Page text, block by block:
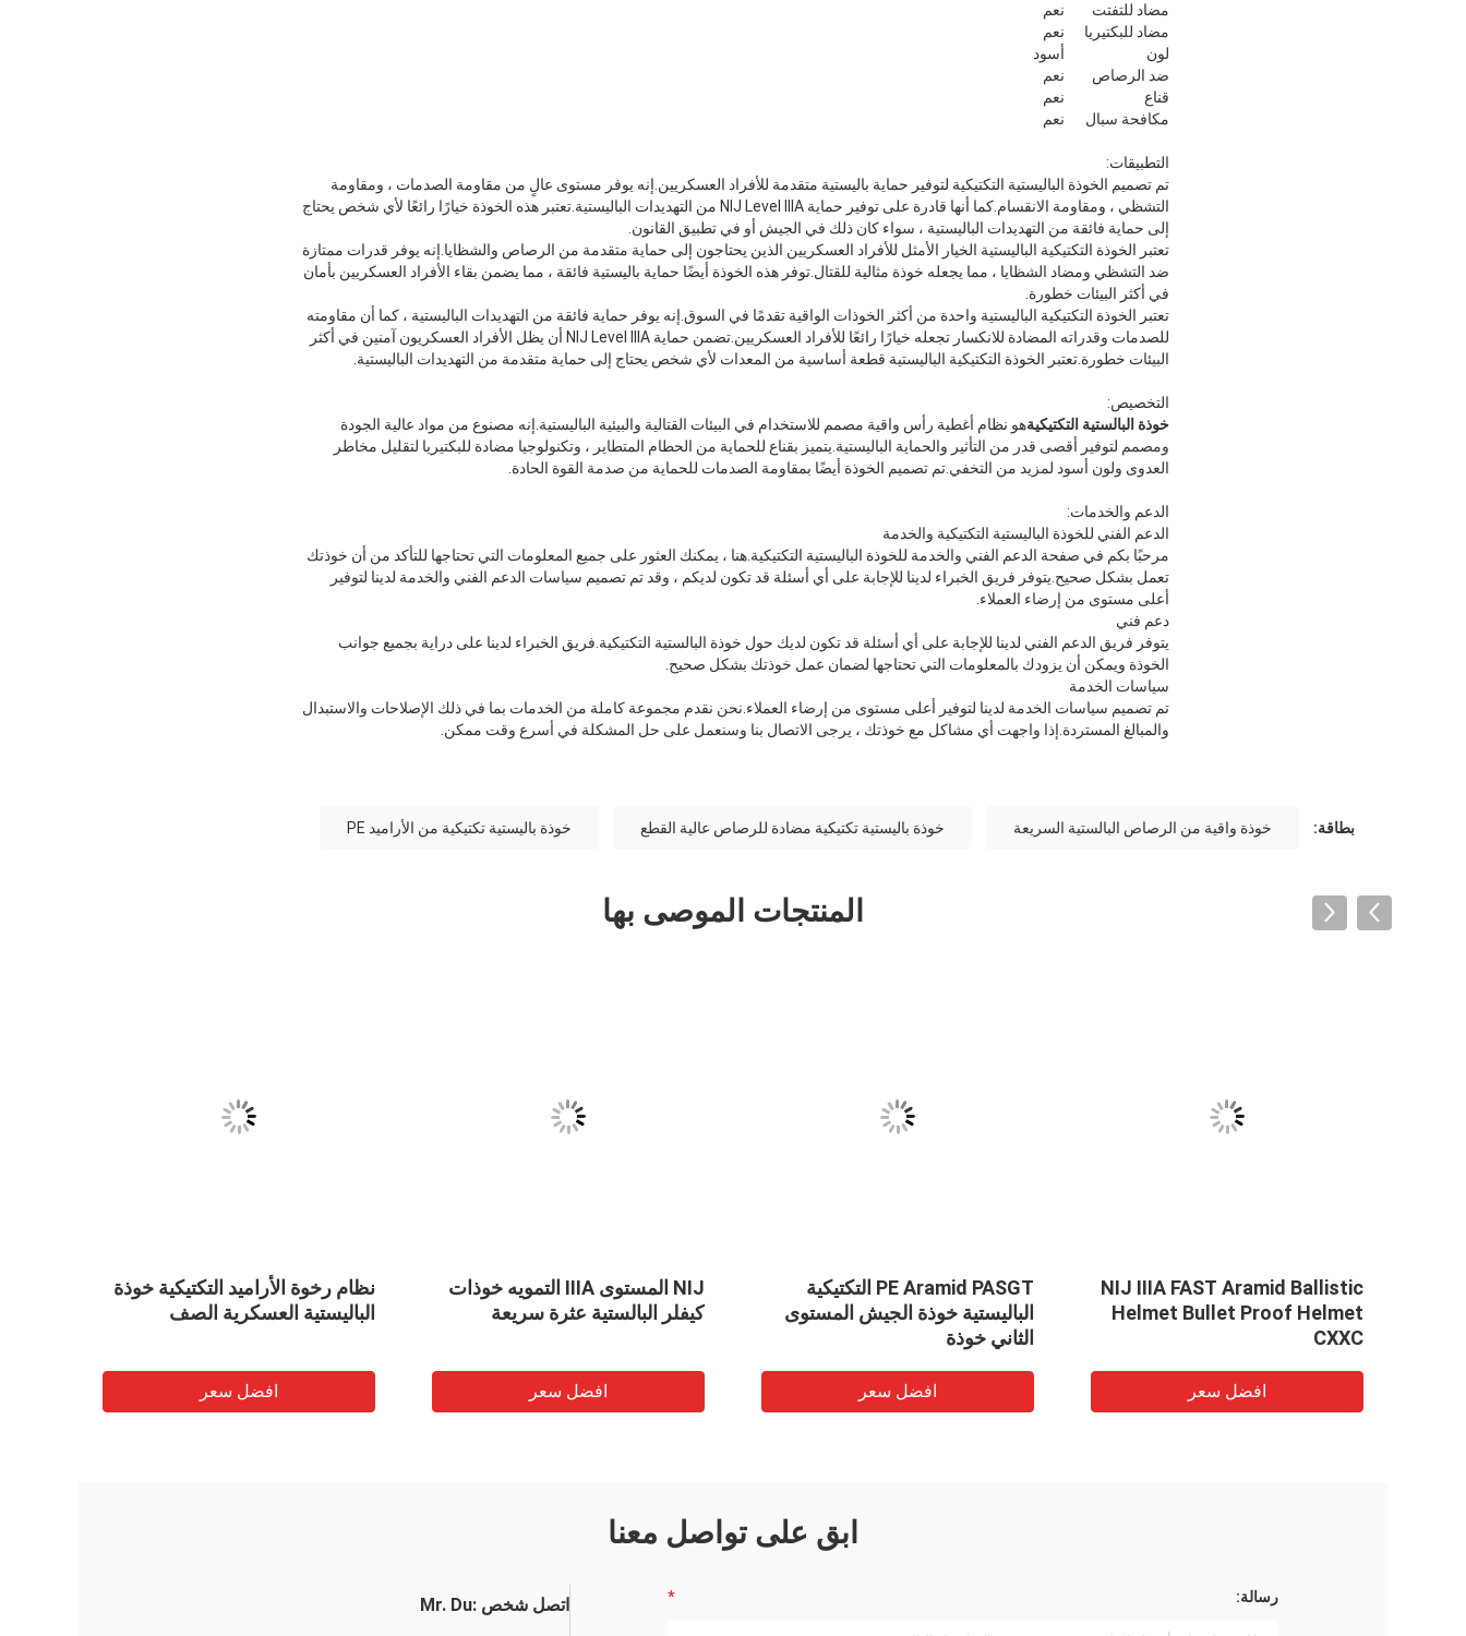
مضاد للتفتت
نعم
مضاد للبكتيريا
نعم
لون
أسود
ضد الرصاص
نعم
قناع
نعم
مكافحة سبال
نعم
التطبيقات:
تم تصميم الخوذة الباليستية التكتيكية لتوفير حماية باليستية متقدمة للأفراد العسكريين.إنه يوفر مستوى عالٍ من مقاومة الصدمات ، ومقاومة
التشظي ، ومقاومة الانقسام.كما أنها قادرة على توفير حماية NIJ Level IIIA من التهديدات الباليستية.تعتبر هذه الخوذة خيارًا رائعًا لأي شخص يحتاج
إلى حماية فائقة من التهديدات الباليستية ، سواء كان ذلك في الجيش أو في تطبيق القانون.
تعتبر الخوذة التكتيكية الباليستية الخيار الأمثل للأفراد العسكريين الذين يحتاجون إلى حماية متقدمة من الرصاص والشظايا.إنه يوفر قدرات ممتازة
ضد التشظي ومضاد الشظايا ، مما يجعله خوذة مثالية للقتال.توفر هذه الخوذة أيضًا حماية باليستية فائقة ، مما يضمن بقاء الأفراد العسكريين بأمان
في أكثر البيئات خطورة.
تعتبر الخوذة التكتيكية الباليستية واحدة من أكثر الخوذات الواقية تقدمًا في السوق.إنه يوفر حماية فائقة من التهديدات الباليستية ، كما أن مقاومته
للصدمات وقدراته المضادة للانكسار تجعله خيارًا رائعًا للأفراد العسكريين.تضمن حماية NIJ Level IIIA أن يظل الأفراد العسكريون آمنين في أكثر
البيئات خطورة.تعتبر الخوذة التكتيكية الباليستية قطعة أساسية من المعدات لأي شخص يحتاج إلى حماية متقدمة من التهديدات الباليستية.
التخصيص:
خوذة البالستية التكتيكيةهو نظام أغطية رأس واقية مصمم للاستخدام في البيئات القتالية والبيئية الباليستية.إنه مصنوع من مواد عالية الجودة
ومصمم لتوفير أقصى قدر من التأثير والحماية الباليستية.يتميز بقناع للحماية من الحطام المتطاير ، وتكنولوجيا مضادة للبكتيريا لتقليل مخاطر
العدوى ولون أسود لمزيد من التخفي.تم تصميم الخوذة أيضًا بمقاومة الصدمات للحماية من صدمة القوة الحادة.
الدعم والخدمات:
الدعم الفني للخوذة الباليستية التكتيكية والخدمة
مرحبًا بكم في صفحة الدعم الفني والخدمة للخوذة الباليستية التكتيكية.هنا ، يمكنك العثور على جميع المعلومات التي تحتاجها للتأكد من أن خوذتك
تعمل بشكل صحيح.يتوفر فريق الخبراء لدينا للإجابة على أي أسئلة قد تكون لديكم ، وقد تم تصميم سياسات الدعم الفني والخدمة لدينا لتوفير
أعلى مستوى من إرضاء العملاء.
دعم فني
يتوفر فريق الدعم الفني لدينا للإجابة على أي أسئلة قد تكون لديك حول خوذة البالستية التكتيكية.فريق الخبراء لدينا على دراية بجميع جوانب
الخوذة ويمكن أن يزودك بالمعلومات التي تحتاجها لضمان عمل خوذتك بشكل صحيح.
سياسات الخدمة
تم تصميم سياسات الخدمة لدينا لتوفير أعلى مستوى من إرضاء العملاء.نحن نقدم مجموعة كاملة من الخدمات بما في ذلك الإصلاحات والاستبدال
والمبالغ المستردة.إذا واجهت أي مشاكل مع خوذتك ، يرجى الاتصال بنا وسنعمل على حل المشكلة في أسرع وقت ممكن.
بطاقة: خوذة واقية من الرصاص البالستية السريعة خوذة باليستية تكتيكية مضادة للرصاص عالية القطع خوذة باليستية تكتيكية من الأراميد PE
المنتجات الموصى بها
نظام رخوة الأراميد التكتيكية خوذة
الباليستية العسكرية الصف
افضل سعر
NIJ المستوى IIIA التمويه خوذات
كيفلر البالستية عثرة سريعة
افضل سعر
PE Aramid PASGT التكتيكية
الباليستية خوذة الجيش المستوى
الثاني خوذة
افضل سعر
NIJ IIIA FAST Aramid Ballistic
Helmet Bullet Proof Helmet
CXXC
افضل سعر
ابق على تواصل معنا
اتصل شخص :Mr. Du رسالة: